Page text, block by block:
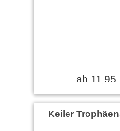
ab 11,95
Keiler